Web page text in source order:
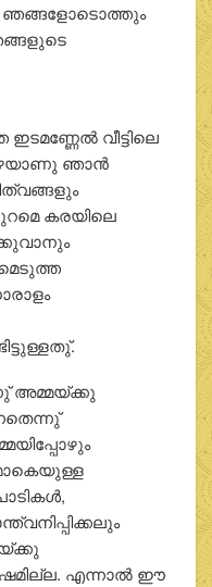
ഞങ്ങളോടൊത്തും
വീട്ടിലെ
ഞാന്‍
കരയിലെ
അമ്മയ്ക്കു
എന്നാല്‍ ഈ